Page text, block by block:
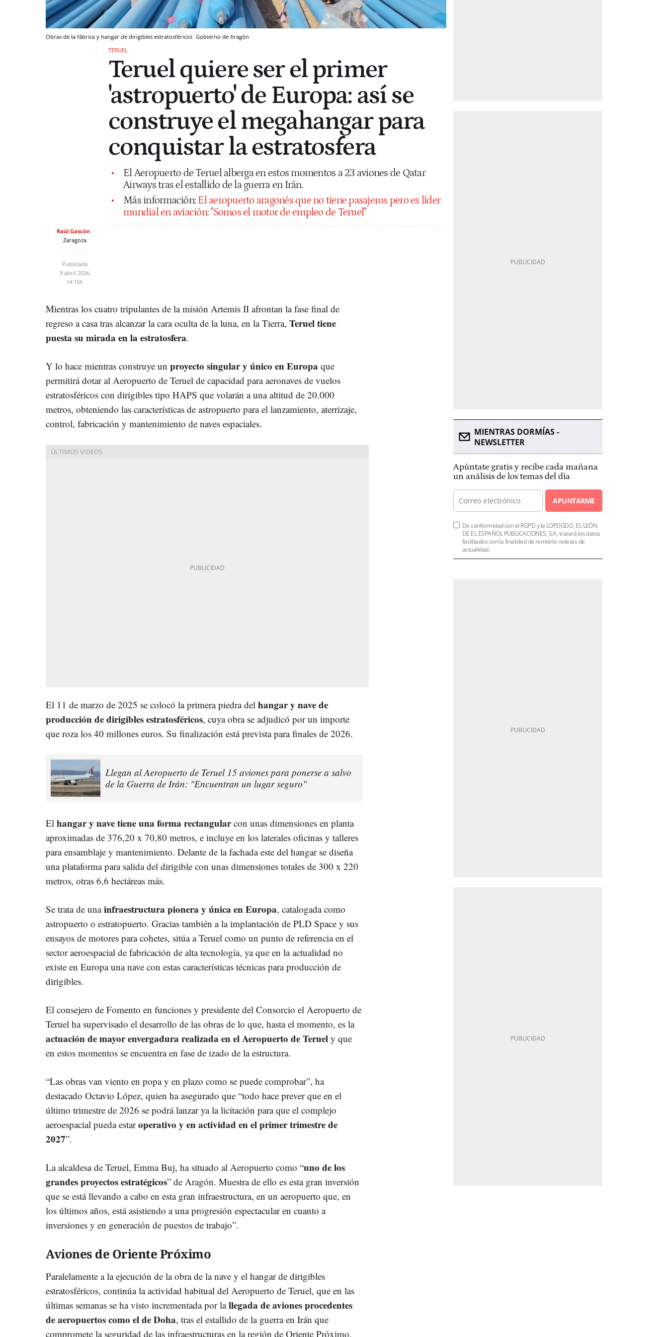
Obras de la fábrica y hangar de dirigibles estratosféricos Gobierno de Aragón
TERUEL
Teruel quiere ser el primer
'astropuerto' de Europa: así se
construye el megahangar para
conquistar la estratosfera
El Aeropuerto de Teruel alberga en estos momentos a 23 aviones de Qatar
Airways tras el estallido de la guerra en Irán.
Más información: El aeropuerto aragonés que no tiene pasajeros pero es líder
mundial en aviación: "Somos el motor de empleo de Teruel"
Raúl Gascón
Zaragoza
Publicada
9 abril 2026
14:15h
Mientras los cuatro tripulantes de la misión Artemis II afrontan la fase final de
regreso a casa tras alcanzar la cara oculta de la luna, en la Tierra, Teruel tiene
puesta su mirada en la estratosfera.
Y lo hace mientras construye un proyecto singular y único en Europa que
permitirá dotar al Aeropuerto de Teruel de capacidad para aeronaves de vuelos
estratosféricos con dirigibles tipo HAPS que volarán a una altitud de 20.000
metros, obteniendo las características de astropuerto para el lanzamiento, aterrizaje,
control, fabricación y mantenimiento de naves espaciales.
El 11 de marzo de 2025 se colocó la primera piedra del hangar y nave de
producción de dirigibles estratosféricos, cuya obra se adjudicó por un importe
que roza los 40 millones euros. Su finalización está prevista para finales de 2026.
Llegan al Aeropuerto de Teruel 15 aviones para ponerse a salvo
de la Guerra de Irán: "Encuentran un lugar seguro"
El hangar y nave tiene una forma rectangularcon unas dimensiones en planta
aproximadas de 376,20 x 70,80 metros, e incluye en los laterales oficinas y talleres
para ensamblaje y mantenimiento. Delante de la fachada este del hangar se diseña
una plataforma para salida del dirigible con unas dimensiones totales de 300 x 220
metros, otras 6,6 hectáreas más.
Se trata de unainfraestructura pionera y única en Europa, catalogada como
astropuerto o estratopuerto. Gracias también a la implantación de PLD Space y sus
ensayos de motores para cohetes, sitúa a Teruel como un punto de referencia en el
sector aeroespacial de fabricación de alta tecnología, ya que en la actualidad no
existe en Europa una nave con estas características técnicas para producción de
dirigibles.
El consejero de Fomento en funciones y presidente del Consorcio el Aeropuerto de
Teruel ha supervisado el desarrollo de las obras de lo que, hasta el momento, es la
actuación de mayor envergadura realizada en el Aeropuerto de Teruel y que
en estos momentos se encuentra en fase de izado de la estructura.
“Las obras van viento en popa y en plazo como se puede comprobar”, ha
destacado Octavio López, quien ha asegurado que “todo hace prever que en el
último trimestre de 2026 se podrá lanzar ya la licitación para que el complejo
aeroespacial pueda estaroperativo y en actividad en el primer trimestre de
2027”.
La alcaldesa de Teruel, Emma Buj, ha situado al Aeropuerto como “uno de los
grandes proyectos estratégicos” de Aragón. Muestra de ello es esta gran inversión
que se está llevando a cabo en esta gran infraestructura, en un aeropuerto que, en
los últimos años, está asistiendo a una progresión espectacular en cuanto a
inversiones y en generación de puestos de trabajo”.
Aviones de Oriente Próximo
Paralelamente a la ejecución de la obra de la nave y el hangar de dirigibles
estratosféricos, continúa la actividad habitual del Aeropuerto de Teruel, que en las
últimas semanas se ha visto incrementada por lallegada de aviones procedentes
de aeropuertos como el de Doha, tras el estallido de la guerra en Irán que
compromete la seguridad de las infraestructuras en la región de Oriente Próximo.
MIENTRAS DORMÍAS -
NEWSLETTER
Apúntate gratis y recibe cada mañana
un análisis de los temas del día
APUNTARME
De conformidad con el RGPD y la LOPDGDD, EL LEÓN
DE EL ESPAÑOL PUBLICACIONES, S.A. tratará los datos
facilitados con la finalidad de remitirle noticias de
actualidad.